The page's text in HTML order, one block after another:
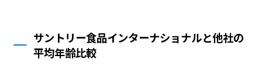
サントリー食品インターナショナルと他社の
平均年齢比較